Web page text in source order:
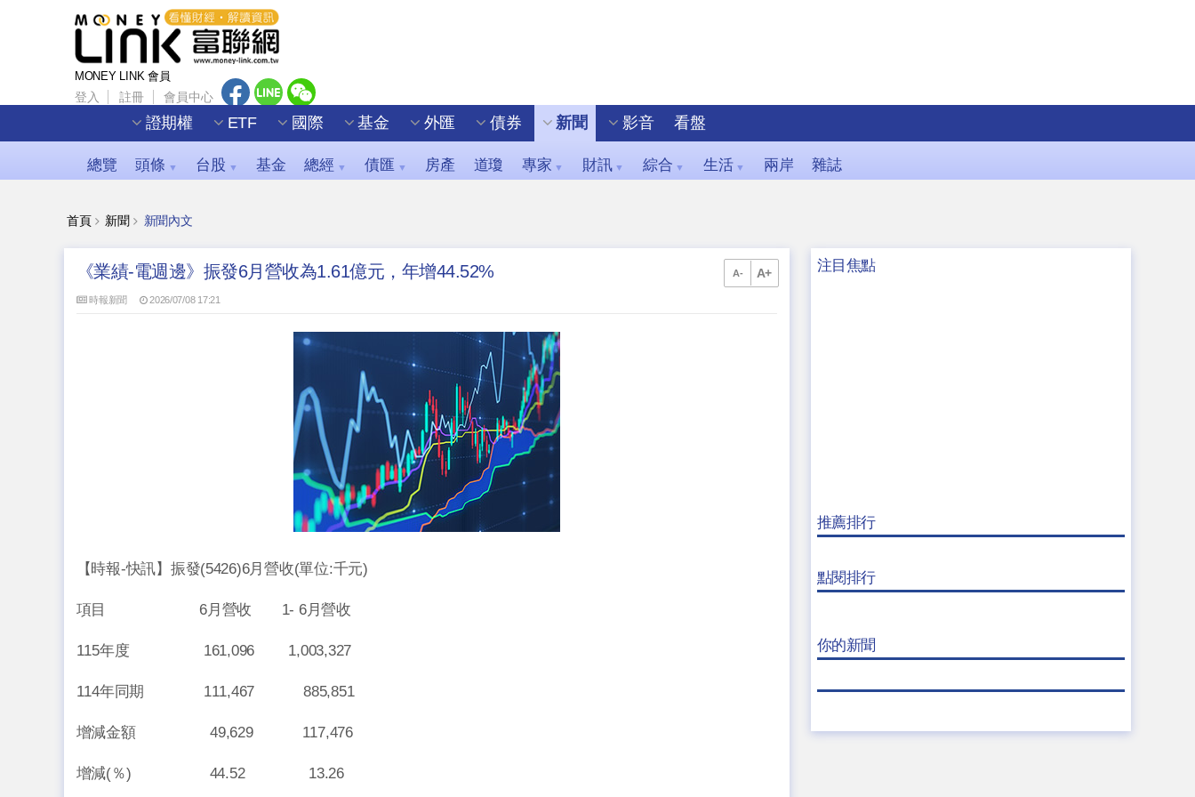
MONEY LINK 會員
登入 註冊 會員中心
證期權 ETF 國際 基金 外匯 債券 新聞 影音 看盤
總覽 頭條 ▼ 台股 ▼ 基金 總經 ▼ 債匯 ▼ 房產 道瓊 專家 ▼ 財訊 ▼ 綜合 ▼ 生活 ▼ 兩岸 雜誌
首頁 新聞 新聞內文
A- A+
《業績-電週邊》振發6月營收為1.61億元，年增44.52%
時報新聞 2026/07/08 17:21
【時報-快訊】振發(5426)6月營收(單位:千元)
項目 6月營收 1- 6月營收
115年度 161,096 1,003,327
114年同期 111,467 885,851
增減金額 49,629 117,476
增減(％) 44.52 13.26
注目焦點
推薦排行
點閱排行
你的新聞